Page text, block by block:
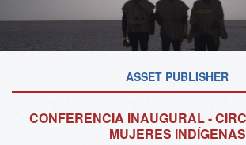
ASSET PUBLISHER
CONFERENCIA INAUGURAL -
MUJERES INDÍGENAS